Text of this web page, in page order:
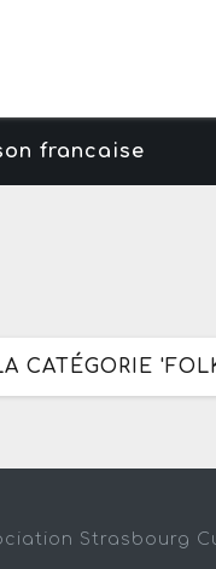
francaise
CATÉGORIE
Strasbourg